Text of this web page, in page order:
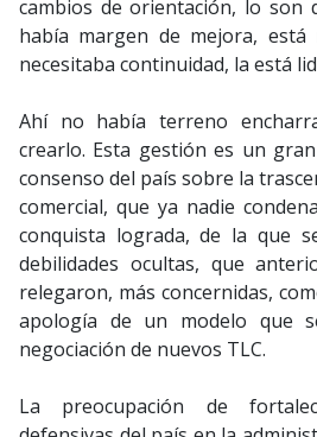
cambios de orientación, lo son
había margen de mejora, está
necesitaba continuidad, la está
Ahí no había terreno
crearlo. Esta gestión es un
consenso del país sobre la
comercial, que ya nadie
conquista lograda, de la que
debilidades ocultas, que
relegaron, más concernidas,
apología de un modelo que
negociación de nuevos TLC.
La preocupación de